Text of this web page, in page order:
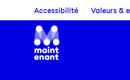
Accessibilité Valeurs &